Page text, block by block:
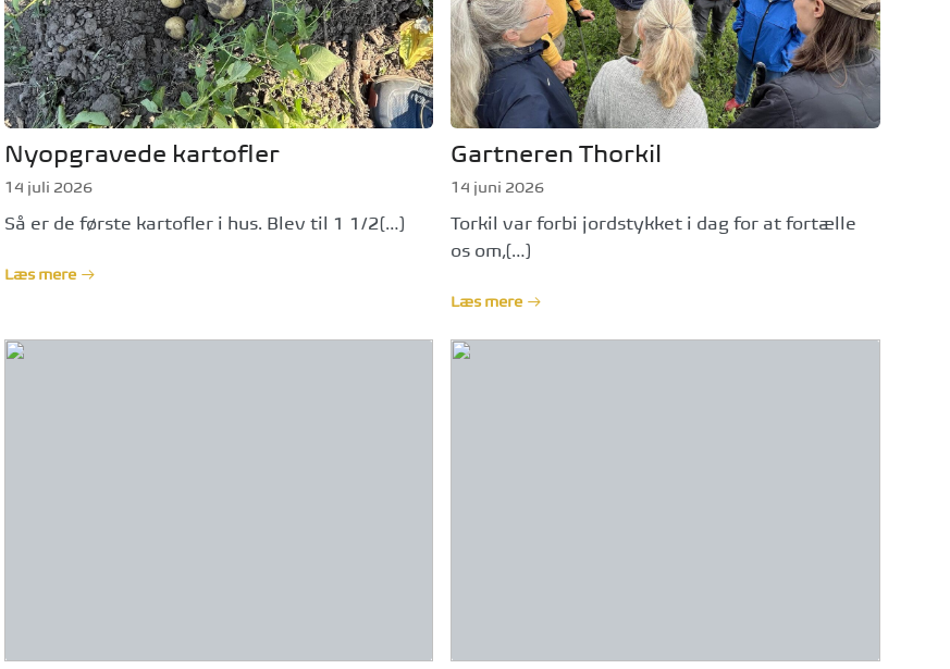
Nyopgravede kartofler
14 juli 2026
Så er de første kartofler i hus. Blev til 1 1/2[…]
Læs mere
Gartneren Thorkil
14 juni 2026
Torkil var forbi jordstykket i dag for at fortælle
os om,[…]
Læs mere